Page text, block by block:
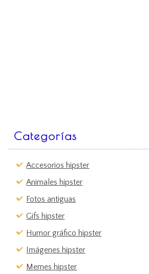
Categorías
Accesorios hipster
Animales hipster
Fotos antiguas
Gifs hipster
Humor gráfico hipster
Imágenes hipster
Memes hipster